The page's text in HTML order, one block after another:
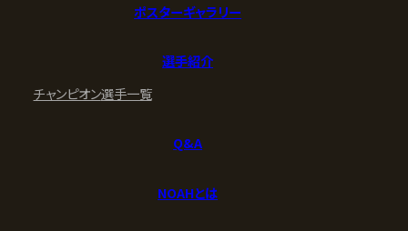
ポスターギャラリー
選手紹介
チャンピオン選手一覧
Q&A
NOAHとは